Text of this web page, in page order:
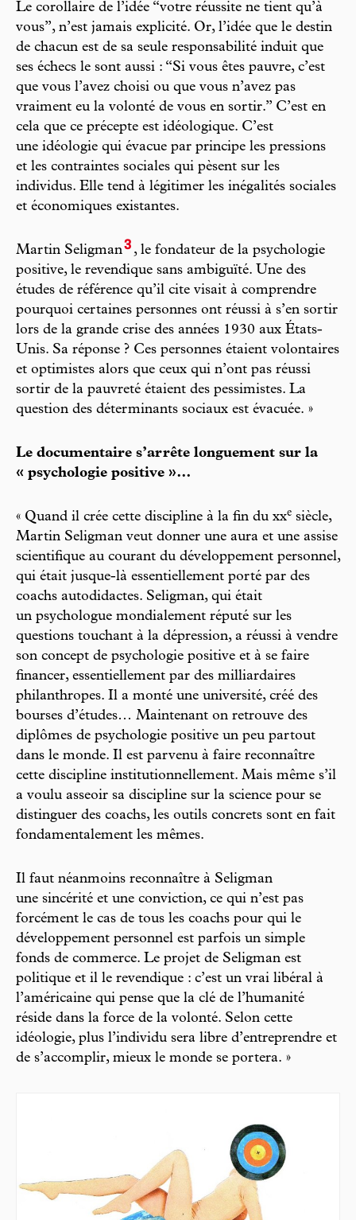
Le corollaire de l’idée “votre réussite ne tient qu’à
vous”, n’est jamais explicité. Or, l’idée que le destin
de chacun est de sa seule responsabilité induit que
ses échecs le sont aussi : “Si vous êtes pauvre, c’est
que vous l’avez choisi ou que vous n’avez pas
vraiment eu la volonté de vous en sortir.” C’est en
cela que ce précepte est idéologique. C’est
une idéologie qui évacue par principe les pressions
et les contraintes sociales qui pèsent sur les
individus. Elle tend à légitimer les inégalités sociales
et économiques existantes.
Martin Seligman3 , le fondateur de la psychologie
positive, le revendique sans ambiguïté. Une des
études de référence qu’il cite visait à comprendre
pourquoi certaines personnes ont réussi à s’en sortir
lors de la grande crise des années 1930 aux États-
Unis. Sa réponse ? Ces personnes étaient volontaires
et optimistes alors que ceux qui n’ont pas réussi
sortir de la pauvreté étaient des pessimistes. La
question des déterminants sociaux est évacuée. »
Le documentaire s’arrête longuement sur la
« psychologie positive »…
« Quand il crée cette discipline à la fin du xxe siècle,
Martin Seligman veut donner une aura et une assise
scientifique au courant du développement personnel,
qui était jusque-là essentiellement porté par des
coachs autodidactes. Seligman, qui était
un psychologue mondialement réputé sur les
questions touchant à la dépression, a réussi à vendre
son concept de psychologie positive et à se faire
financer, essentiellement par des milliardaires
philanthropes. Il a monté une université, créé des
bourses d’études… Maintenant on retrouve des
diplômes de psychologie positive un peu partout
dans le monde. Il est parvenu à faire reconnaître
cette discipline institutionnellement. Mais même s’il
a voulu asseoir sa discipline sur la science pour se
distinguer des coachs, les outils concrets sont en fait
fondamentalement les mêmes.
Il faut néanmoins reconnaître à Seligman
une sincérité et une conviction, ce qui n’est pas
forcément le cas de tous les coachs pour qui le
développement personnel est parfois un simple
fonds de commerce. Le projet de Seligman est
politique et il le revendique : c’est un vrai libéral à
l’américaine qui pense que la clé de l’humanité
réside dans la force de la volonté. Selon cette
idéologie, plus l’individu sera libre d’entreprendre et
de s’accomplir, mieux le monde se portera. »